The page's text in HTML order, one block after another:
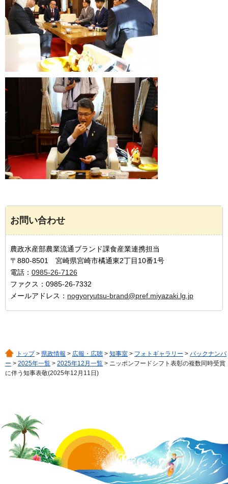
お問い合わせ
農政水産部農業流通ブランド課食産業連携担当
〒880-8501 宮崎県宮崎市橘通東2丁目10番1号
電話： 0985-26-7126
ファクス：0985-26-7332
メールアドレス： nogyoryutsu-brand@pref.miyazaki.lg.jp
トップ> 県政情報 > 広報・広聴 > 知事室 > フォトギャラリー > バックナンバ
ー > 2025年一覧 > 2025年12月一覧 > ニッポンフードシフト表彰の複数同時受賞
に伴う知事表敬(2025年12月11日)